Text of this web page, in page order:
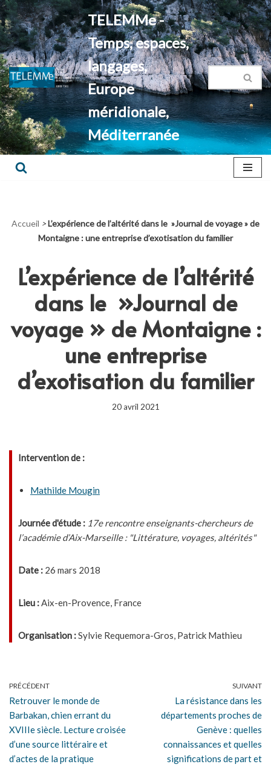
Aller
au
contenu
TELEMMe -
Temps, espaces,
langages,
Europe
méridionale,
Méditerranée
Accueil >L’expérience de l’altérité dans le »Journal de voyage » de
Montaigne : une entreprise d’exotisation du familier
L’expérience de l’altérité
dans le »Journal de
voyage » de Montaigne :
une entreprise
d’exotisation du familier
20 avril 2021
Intervention de :
Mathilde Mougin
Journée d'étude : 17e rencontre enseignants-chercheurs de
l’académie d’Aix-Marseille : "Littérature, voyages, altérités"
Date : 26 mars 2018
Lieu :Aix-en-Provence, France
Organisation :Sylvie Requemora-Gros, Patrick Mathieu
PRÉCÉDENT
Retrouver le monde de
Barbakan, chien errant du
XVIIIe siècle. Lecture croisée
d’une source littéraire et
d’actes de la pratique
SUIVANT
La résistance dans les
départements proches de
Genève : quelles
connaissances et quelles
significations de part et